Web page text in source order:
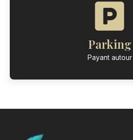
Parking
Payant autour